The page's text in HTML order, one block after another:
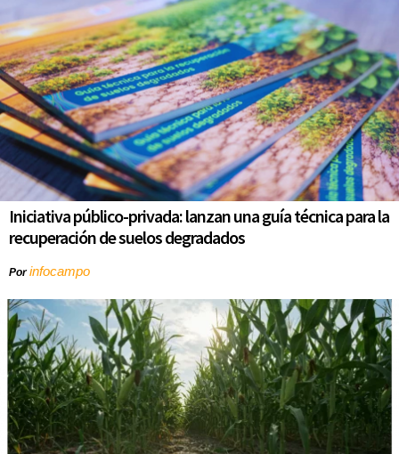
Iniciativa público-privada: lanzan una guía técnica para la
recuperación de suelos degradados
Porinfocampo